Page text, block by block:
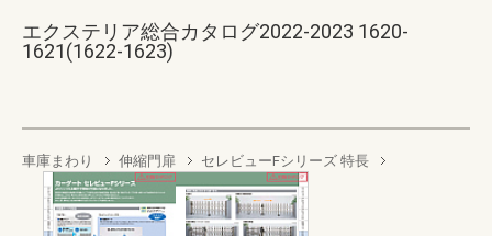
エクステリア総合カタログ2022-2023 1620-
1621(1622-1623)
車庫まわり 伸縮門扉 セレビューFシリーズ 特長